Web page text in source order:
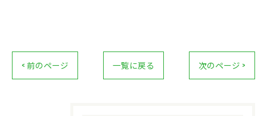
< 前のページ 一覧に戻る 次のページ >